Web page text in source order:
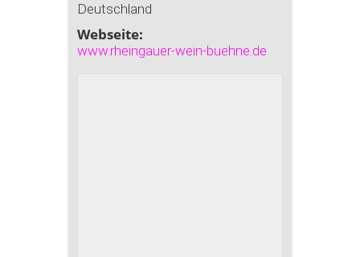
Deutschland
Webseite:
www.rheingauer-wein-buehne.de